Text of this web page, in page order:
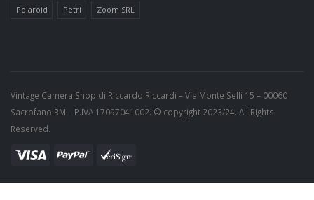
Polaroid Petri Zoom SRL
Vintage Camera Shop di Riccardo Riccardi – Via Monte Selli 15 – 00060
Sacrofano RM – P.IVA 17097041002. © copyright 2023/24. All Rights
Reserved.